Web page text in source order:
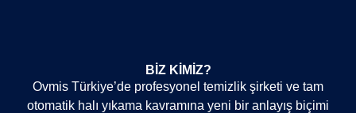
BIZ KIMIZ?
Ovmis Türkiye’de profesyonel temizlik şirketi ve tam
otomatik halı yıkama kavramına yeni bir anlayış biçimi